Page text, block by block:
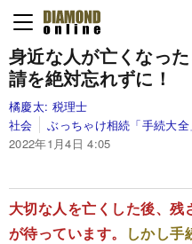
身近な人が亡くなっ
請を絶対忘れずに！
橘慶太: 税理士
社会
ぶっちゃけ相続「手続大全
2022年1月4日 4:05
大切な人を亡くした後、
が待っています。
しかし手